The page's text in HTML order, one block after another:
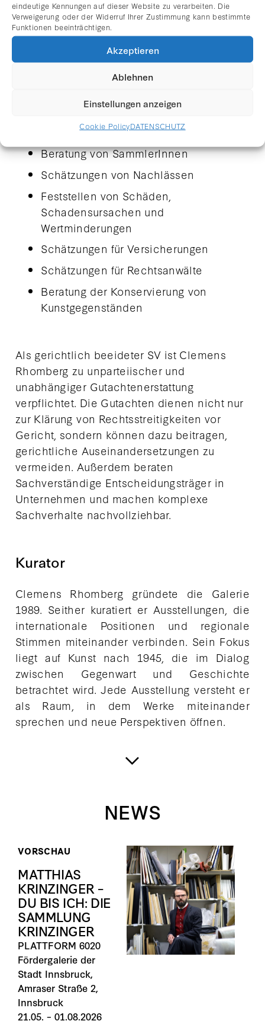
eindeutige Kennungen auf dieser Website zu verarbeiten. Die
Verweigerung oder der Widerruf Ihrer Zustimmung kann bestimmte
Funktionen beeinträchtigen.
Akzeptieren
Ablehnen
Einstellungen anzeigen
Cookie PolicyDATENSCHUTZ
Landesgerichtes Innsbruck eingetragen.
Das Aufgabengebiet umfasst:
Schätzungen, auch für den
Echtheitszertifikate
Schätzungen von Sammlungen
Beratung von SammlerInnen
Schätzungen von Nachlässen
Feststellen von Schäden,
Schadensursachen und
Wertminderungen
Schätzungen für Versicherungen
Schätzungen für Rechtsanwälte
Beratung der Konservierung von
Kunstgegenständen
Als gerichtlich beeideter SV ist Clemens
Rhomberg zu unparteiischer und
unabhängiger Gutachtenerstattung
verpflichtet. Die Gutachten dienen nicht nur
zur Klärung von Rechtsstreitigkeiten vor
Gericht, sondern können dazu beitragen,
gerichtliche Auseinandersetzungen zu
vermeiden. Außerdem beraten
Sachverständige Entscheidungsträger in
Unternehmen und machen komplexe
Sachverhalte nachvollziehbar.
Kurator
Clemens Rhomberg gründete die Galerie
1989. Seither kuratiert er Ausstellungen, die
internationale Positionen und regionale
Stimmen miteinander verbinden. Sein Fokus
liegt auf Kunst nach 1945, die im Dialog
zwischen Gegenwart und Geschichte
betrachtet wird. Jede Ausstellung versteht er
als Raum, in dem Werke miteinander
sprechen und neue Perspektiven öffnen.
NEWS
VORSCHAU
MATTHIAS
KRINZINGER –
DU BIS ICH: DIE
SAMMLUNG
KRINZINGER
PLATTFORM 6020
Fördergalerie der
Stadt Innsbruck,
Amraser Straße 2,
Innsbruck
21.05. – 01.08.2026